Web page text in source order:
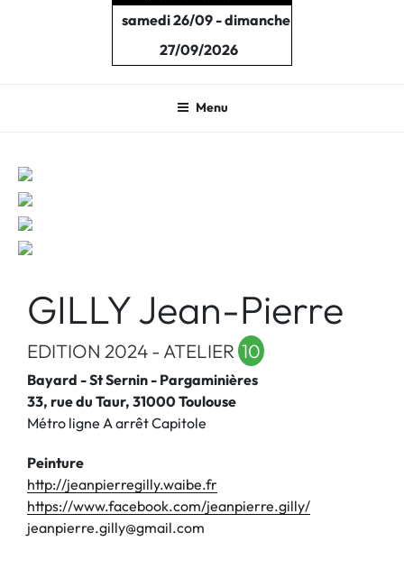
samedi 26/09 - dimanche
27/09/2026
Menu
GILLY Jean-Pierre
EDITION 2024 - ATELIER 10
Bayard - St Sernin - Pargaminières
33, rue du Taur, 31000 Toulouse
Métro ligne A arrêt Capitole
Peinture
http://jeanpierregilly.waibe.fr
https://www.facebook.com/jeanpierre.gilly/
jeanpierre.gilly@gmail.com